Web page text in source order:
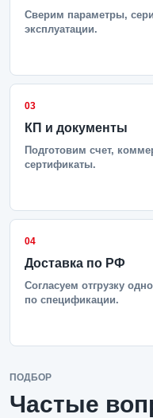
Сверим параметры,
эксплуатации.
03
КП и документы
Подготовим счет,
сертификаты.
04
Доставка по РФ
Согласуем отгрузку
по спецификации.
ПОДБОР
Частые